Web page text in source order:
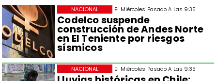
El Miércoles Pasado A Las 9:35
Codelco suspende
construcción de Andes Norte
en El Teniente por riesgos
sísmicos
NACIONAL
El Miércoles Pasado A Las 9:35
NACIONAL